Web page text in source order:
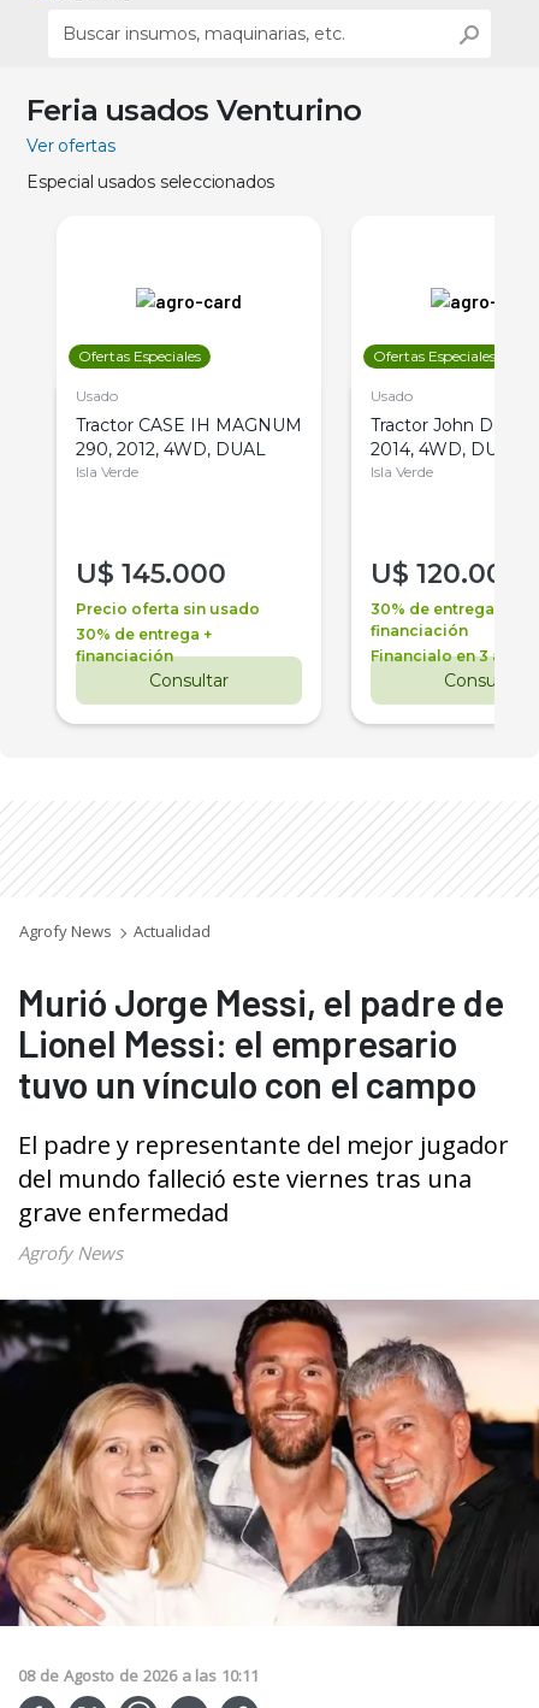
Feria usados Venturino
Ver ofertas
Especial usados seleccionados
Ofertas Especiales
Usado
Tractor CASE IH MAGNUM
290, 2012, 4WD, DUAL
Isla Verde
U$ 145.000
Precio oferta sin usado
30% de entrega +
financiación
Consultar
Ofertas Especiales
Usado
Tractor John Deere
2014, 4WD, DUAL
Isla Verde
U$ 120.000
30% de entrega +
financiación
Financialo en 3 años
Consultar
Agrofy News Actualidad
Murió Jorge Messi, el padre de
Lionel Messi: el empresario
tuvo un vínculo con el campo
El padre y representante del mejor jugador
del mundo falleció este viernes tras una
grave enfermedad
Agrofy News
08 de Agosto de 2026 a las 10:11